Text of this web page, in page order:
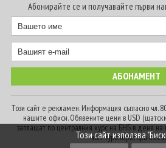
Абонирайте се и получавайте първи
Този сайт е рекламен. Информация съгласно чл.
нашите офиси. Обявените цени в USD
заплащат по централния курс на БНБ в деня
към туроператора в
Този сайт използва